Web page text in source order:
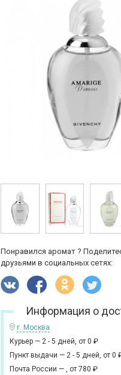
Понравился аромат ?
друзьями в социальных сетях:
Информация о
г. Москва
Курьер — 2 - 5 дней, от 0 ₽
Пункт выдачи — 2 - 5 дней, от 0
Почта России — , от 780 ₽